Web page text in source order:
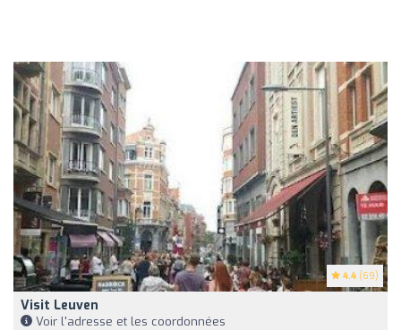
4.4 (69)
Visit Leuven
Voir l'adresse et les coordonnées